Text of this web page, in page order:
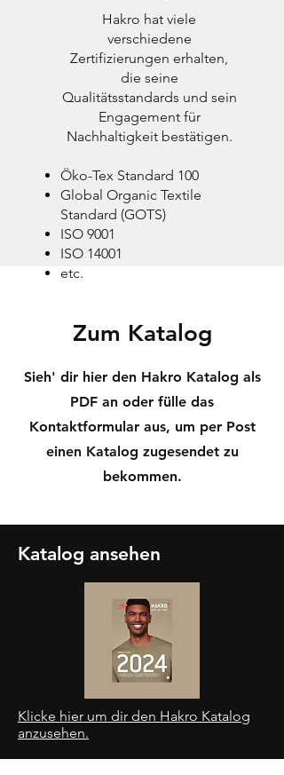
Hakro hat viele
verschiedene
Zertifizierungen erhalten,
die seine
Qualitätsstandards und sein
Engagement für
Nachhaltigkeit bestätigen.
Öko-Tex Standard 100
Global Organic Textile
Standard (GOTS)
ISO 9001
ISO 14001
etc.
Zum Katalog
Sieh' dir hier den Hakro Katalog als
PDF an oder fülle das
Kontaktformular aus, um per Post
einen Katalog zugesendet zu
bekommen.
Katalog ansehen
Klicke hier um dir den Hakro Katalog
anzusehen.